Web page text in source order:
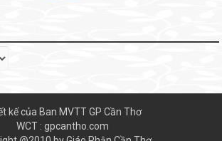
kế của Ban MVTT GP Cần Thơ
WCT : gpcantho.com